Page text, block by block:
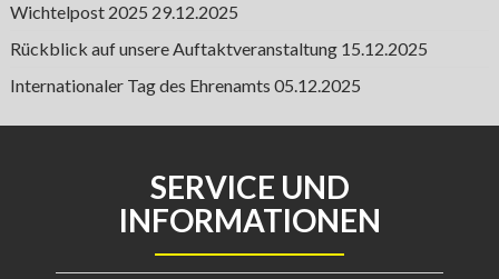
Wichtelpost 2025 29.12.2025
Rückblick auf unsere Auftaktveranstaltung 15.12.2025
Internationaler Tag des Ehrenamts 05.12.2025
SERVICE UND
INFORMATIONEN